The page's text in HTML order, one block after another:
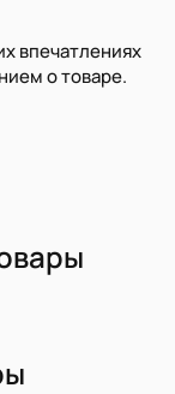
впечатлениях
о товаре.